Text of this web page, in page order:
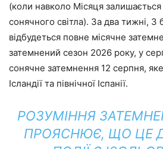
(коли навколо Місяця
сонячного світла). За два тижні, 3
відбудеться повне місячне
затемнений сезон 2026 року, у
сонячне затемнення 12 серпня,
Ісландії та північної Іспанії.
РОЗУМІННЯ
ПРОЯСНЮЄ, ЩО ЦЕ